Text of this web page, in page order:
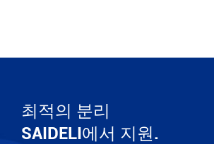
최적의 분리
SAIDELI에서 지원.